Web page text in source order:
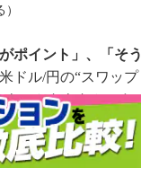
ポイント」、「そう
ドル/円の“スワップ
ものとならなかった
”ではまさに現実の